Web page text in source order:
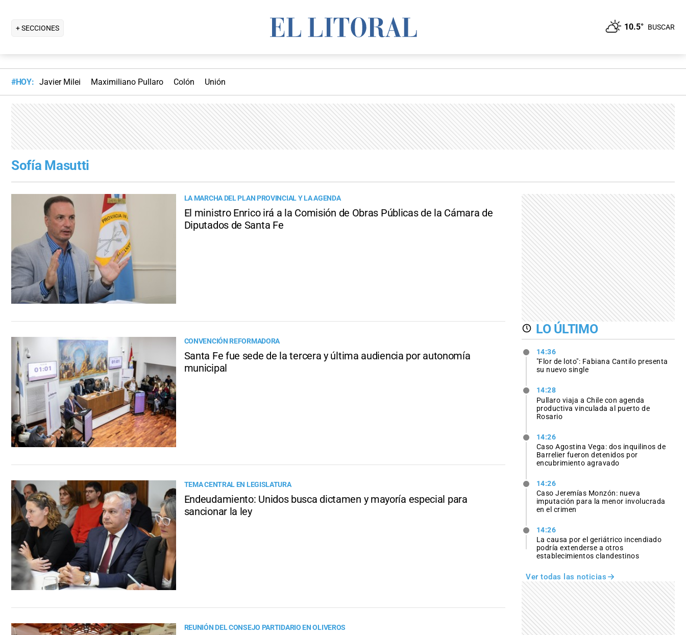
+ SECCIONES 10.5° BUSCAR
#HOY: Javier Milei Maximiliano Pullaro Colón Unión
Sofía Masutti
LA MARCHA DEL PLAN PROVINCIAL Y LA AGENDA
El ministro Enrico irá a la Comisión de Obras Públicas de la Cámara de
Diputados de Santa Fe
CONVENCIÓN REFORMADORA
Santa Fe fue sede de la tercera y última audiencia por autonomía
municipal
TEMA CENTRAL EN LEGISLATURA
Endeudamiento: Unidos busca dictamen y mayoría especial para
sancionar la ley
REUNIÓN DEL CONSEJO PARTIDARIO EN OLIVEROS
LO ÚLTIMO
14:36
"Flor de loto": Fabiana Cantilo presenta
su nuevo single
14:28
Pullaro viaja a Chile con agenda
productiva vinculada al puerto de
Rosario
14:26
Caso Agostina Vega: dos inquilinos de
Barrelier fueron detenidos por
encubrimiento agravado
14:26
Caso Jeremías Monzón: nueva
imputación para la menor involucrada
en el crimen
14:26
La causa por el geriátrico incendiado
podría extenderse a otros
establecimientos clandestinos
Ver todas las noticias